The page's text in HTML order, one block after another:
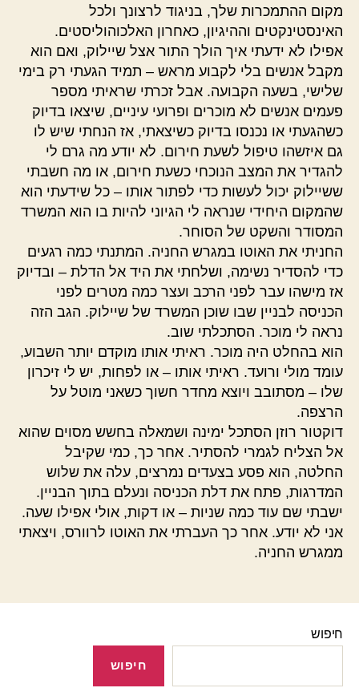
מקום ההתמכרות שלך, בניגוד לרצונך ולכל
האינסטינקטים וההיגיון, כאחרון האלכוהוליסטים.
אפילו לא ידעתי איך הולך התור אצל שיילוק, ואם הוא
מקבל אנשים בלי לקבוע מראש – תמיד הגעתי רק בימי
שלישי, בשעה הקבועה. אבל זכרתי שראיתי מספר
פעמים אנשים לא מוכרים ופרועי עיניים, שיצאו בדיוק
כשהגעתי או נכנסו בדיוק כשיצאתי, אז הנחתי שיש לו
גם איזשהו טיפול לשעת חירום. לא יודע מה גרם לי
להגדיר את המצב הנוכחי כשעת חירום, או מה חשבתי
ששיילוק יכול לעשות כדי לפתור אותו – כל שידעתי הוא
שהמקום היחידי שנראה לי הגיוני להיות בו הוא המשרד
המסודר והשקט של הסוחר.
החניתי את האוטו במגרש החניה. המתנתי כמה רגעים
כדי להסדיר נשימה, ושלחתי את היד אל הדלת – ובדיוק
אז מישהו עבר לפני הרכב ועצר כמה מטרים לפני
הכניסה לבניין שבו שוכן המשרד של שיילוק. הגב הזה
נראה לי מוכר. הסתכלתי שוב.
הוא בהחלט היה מוכר. ראיתי אותו מוקדם יותר השבוע,
עומד מולי ורועד. ראיתי אותו – או לפחות, יש לי זיכרון
שלו – מסתובב ויוצא מחדר חשוך כשאני מוטל על
הרצפה.
דוקטור רוזן הסתכל ימינה ושמאלה בחשש מסוים שהוא
אל הצליח לגמרי להסתיר. אחר כך, כמי שקיבל
החלטה, הוא פסע בצעדים נמרצים, עלה את שלוש
המדרגות, פתח את דלת הכניסה ונעלם בתוך הבניין.
ישבתי שם עוד כמה שניות – או דקות, אולי אפילו שעה.
אני לא יודע. אחר כך העברתי את האוטו לרוורס, ויצאתי
ממגרש החניה.
חיפוש
חיפוש